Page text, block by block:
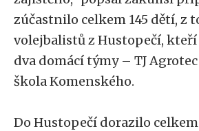
zúčastnilo celkem 145 dětí, z
volejbalistů z Hustopečí,
dva domácí týmy – TJ
škola Komenského.
Do Hustopečí dorazilo celkem